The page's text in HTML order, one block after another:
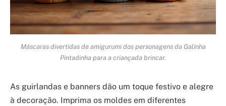
Máscaras divertidas de amigurumi dos personagens da Galinha
Pintadinha para a criançada brincar.
As guirlandas e banners dão um toque festivo e alegre
à decoração. Imprima os moldes em diferentes